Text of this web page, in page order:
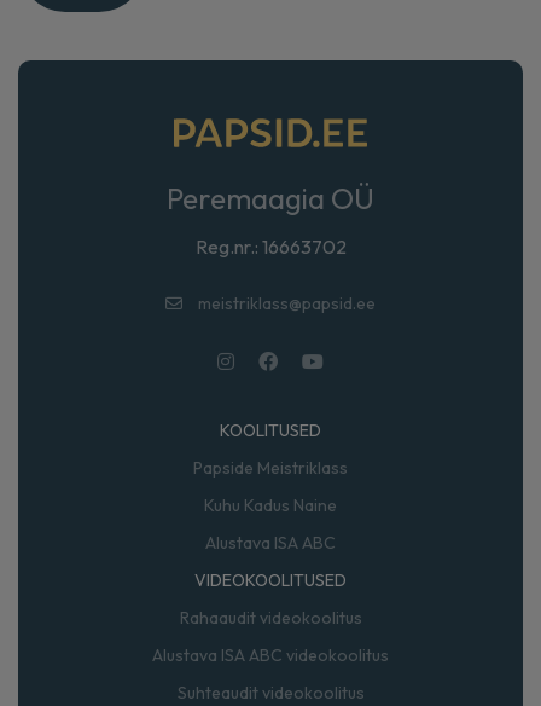
Peremaagia OÜ
Reg.nr.: 16663702
meistriklass@papsid.ee
KOOLITUSED
Papside Meistriklass
Kuhu Kadus Naine
Alustava ISA ABC
VIDEOKOOLITUSED
Rahaaudit videokoolitus
Alustava ISA ABC videokoolitus
Suhteaudit videokoolitus